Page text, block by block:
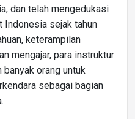
dan telah mengedukasi
Indonesia sejak tahun
keterampilan
mengajar, para instruktur
orang untuk
sebagai bagian